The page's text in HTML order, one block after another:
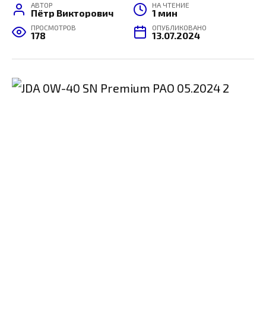
АВТОР
Пётр Викторович
НА ЧТЕНИЕ
1 мин
ПРОСМОТРОВ
178
ОПУБЛИКОВАНО
13.07.2024